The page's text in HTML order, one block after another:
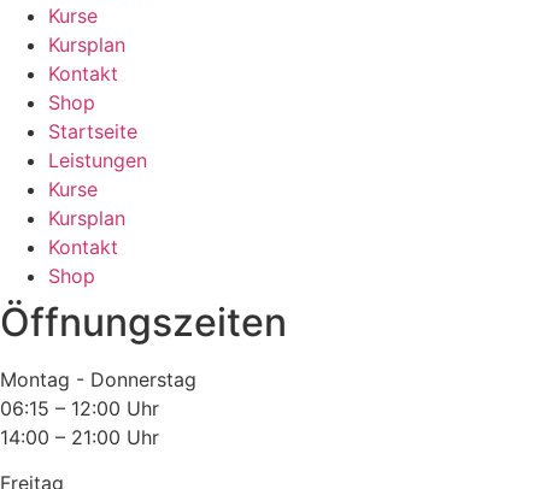
Kurse
Kursplan
Kontakt
Shop
Startseite
Leistungen
Kurse
Kursplan
Kontakt
Shop
Öffnungszeiten
Montag - Donnerstag
06:15 – 12:00 Uhr
14:00 – 21:00 Uhr
Freitag